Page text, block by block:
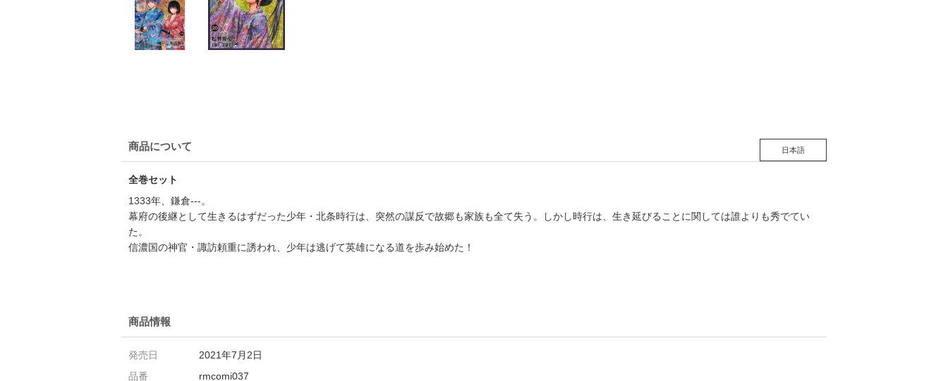
商品について 日本語
全巻セット
1333年、鎌倉---。
幕府の後継として生きるはずだった少年・北条時行は、突然の謀反で故郷も家族も全て失う。しかし時行は、生き延びることに関しては誰よりも秀でてい
た。
信濃国の神官・諏訪頼重に誘われ、少年は逃げて英雄になる道を歩み始めた！
商品情報
発売日
2021年7月2日
品番
rmcomi037